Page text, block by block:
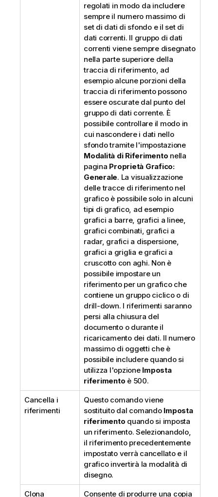
regolati in modo da includere
sempre il numero massimo di
set di dati di sfondo e il set di
dati correnti. Il gruppo di dati
correnti viene sempre disegnato
nella parte superiore della
traccia di riferimento, ad
esempio alcune porzioni della
traccia di riferimento possono
essere oscurate dal punto del
gruppo di dati corrente. È
possibile controllare il modo in
cui nascondere i dati nello
sfondo tramite l'impostazione
Modalità di Riferimento nella
pagina Proprietà Grafico:
Generale. La visualizzazione
delle tracce di riferimento nel
grafico è possibile solo in alcuni
tipi di grafico, ad esempio
grafici a barre, grafici a linee,
grafici combinati, grafici a
radar, grafici a dispersione,
grafici a griglia e grafici a
cruscotto con aghi. Non è
possibile impostare un
riferimento per un grafico che
contiene un gruppo ciclico o di
drill-down. I riferimenti saranno
persi alla chiusura del
documento o durante il
ricaricamento dei dati. Il numero
massimo di oggetti che è
possibile includere quando si
utilizza l'opzione Imposta
riferimento è 500.
Cancella i
riferimenti
Questo comando viene
sostituito dal comando Imposta
riferimento quando si imposta
un riferimento. Selezionandolo,
il riferimento precedentemente
impostato verrà cancellato e il
grafico invertirà la modalità di
disegno.
Clona Consente di produrre una copia